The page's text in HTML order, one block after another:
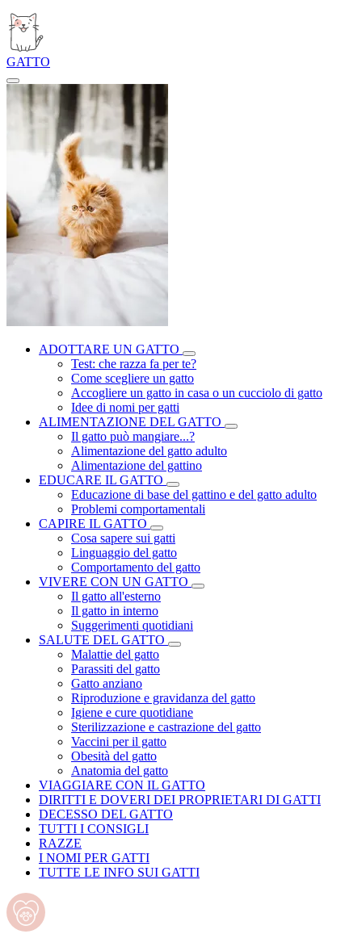
GATTO
ADOTTARE UN GATTO
Test: che razza fa per te?
Come scegliere un gatto
Accogliere un gatto in casa o un cucciolo di gatto
Idee di nomi per gatti
ALIMENTAZIONE DEL GATTO
Il gatto può mangiare...?
Alimentazione del gatto adulto
Alimentazione del gattino
EDUCARE IL GATTO
Educazione di base del gattino e del gatto adulto
Problemi comportamentali
CAPIRE IL GATTO
Cosa sapere sui gatti
Linguaggio del gatto
Comportamento del gatto
VIVERE CON UN GATTO
Il gatto all'esterno
Il gatto in interno
Suggerimenti quotidiani
SALUTE DEL GATTO
Malattie del gatto
Parassiti del gatto
Gatto anziano
Riproduzione e gravidanza del gatto
Igiene e cure quotidiane
Sterilizzazione e castrazione del gatto
Vaccini per il gatto
Obesità del gatto
Anatomia del gatto
VIAGGIARE CON IL GATTO
DIRITTI E DOVERI DEI PROPRIETARI DI GATTI
DECESSO DEL GATTO
TUTTI I CONSIGLI
RAZZE
I NOMI PER GATTI
TUTTE LE INFO SUI GATTI